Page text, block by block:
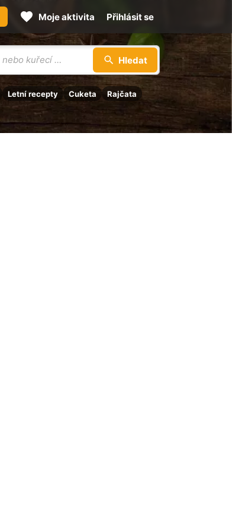
Hledat
Letní recepty Cuketa
Rajčata
Moje aktivita Přihlásit se